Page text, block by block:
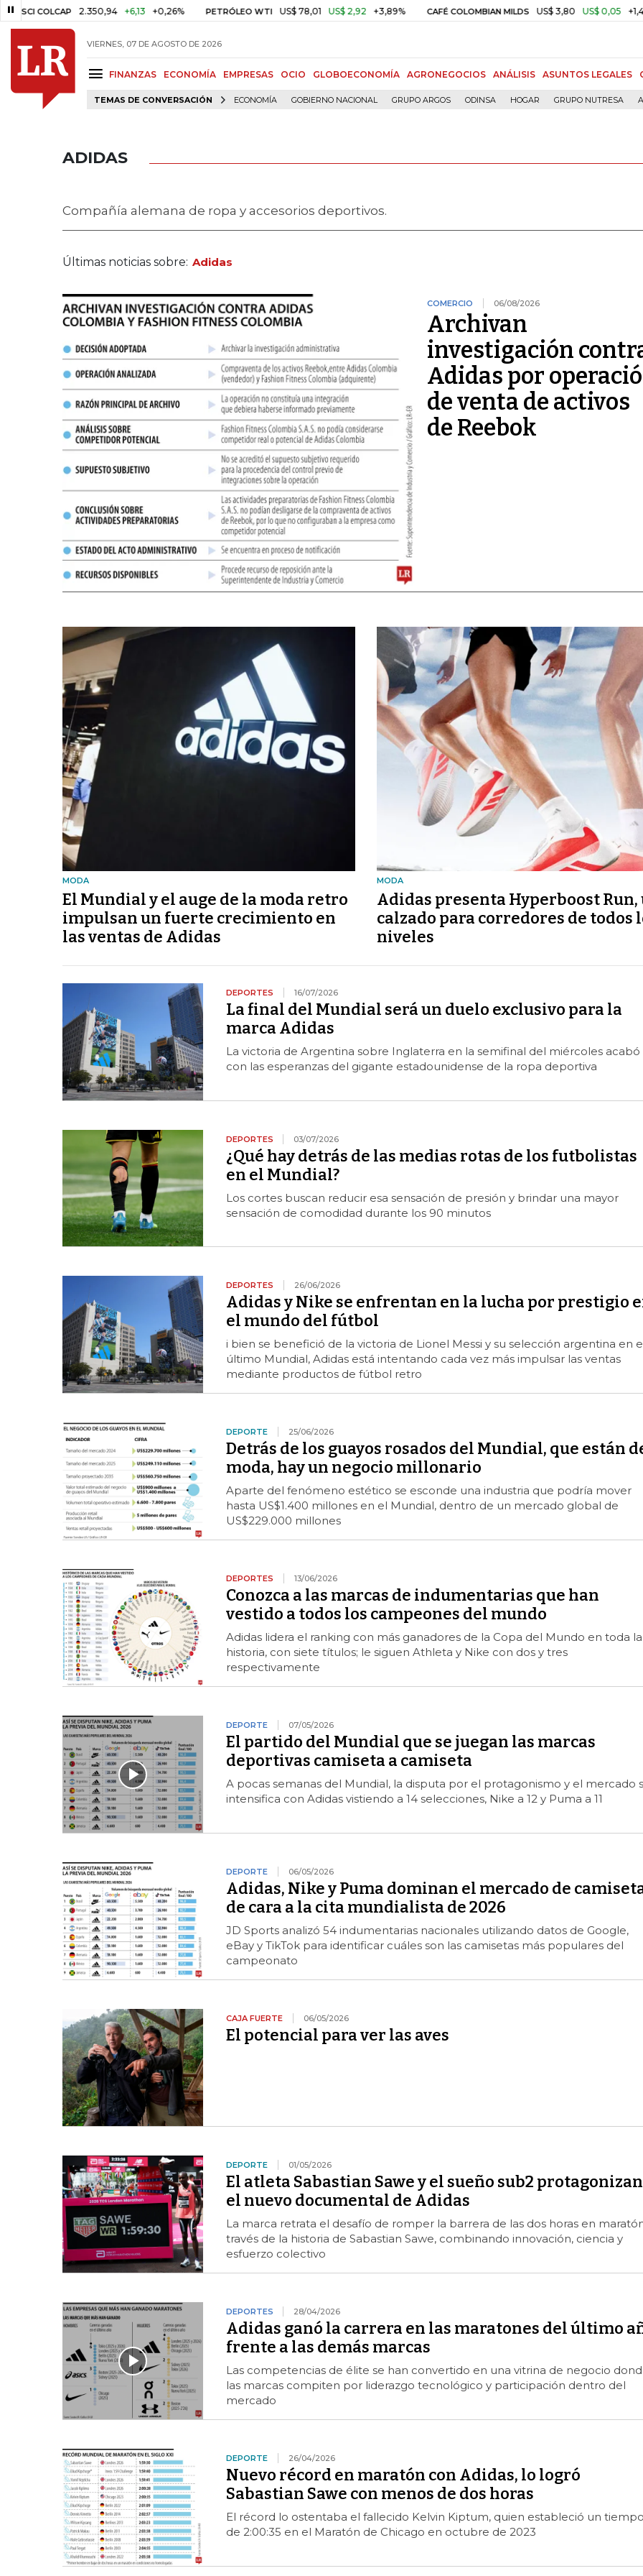
2.350,94 +6,13 +0,26% PETRÓLEO WTI US$ 78,01 US$ 2,92 +3,89% CAFÉ COLOMBIAN MILDS US$ 3,80 US$ 0,05 +1,40%
VIERNES, 07 DE AGOSTO DE 2026
FINANZAS ECONOMÍA EMPRESAS OCIO GLOBOECONOMÍA AGRONEGOCIOS ANÁLISIS ASUNTOS LEGALES
TEMAS DE CONVERSACIÓN ECONOMÍA GOBIERNO NACIONAL GRUPO ARGOS ODINSA HOGAR GRUPO NUTRESA
ADIDAS
Compañía alemana de ropa y accesorios deportivos.
Últimas noticias sobre: Adidas
COMERCIO 06/08/2026
Archivan
investigación
Adidas por
de venta de activos
de Reebok
MODA
El Mundial y el auge de la moda retro
impulsan un fuerte crecimiento en
las ventas de Adidas
MODA
Adidas presenta Hyperboost Run,
calzado para corredores de todos
niveles
DEPORTES 16/07/2026
La final del Mundial será un duelo exclusivo para la
marca Adidas
La victoria de Argentina sobre Inglaterra en la semifinal del miércoles acabó
con las esperanzas del gigante estadounidense de la ropa deportiva
DEPORTES 03/07/2026
¿Qué hay detrás de las medias rotas de los futbolistas
en el Mundial?
Los cortes buscan reducir esa sensación de presión y brindar una mayor
sensación de comodidad durante los 90 minutos
DEPORTES 26/06/2026
Adidas y Nike se enfrentan en la lucha por prestigio
el mundo del fútbol
i bien se benefició de la victoria de Lionel Messi y su selección argentina en
último Mundial, Adidas está intentando cada vez más impulsar las ventas
mediante productos de fútbol retro
DEPORTE 25/06/2026
Detrás de los guayos rosados del Mundial, que están
moda, hay un negocio millonario
Aparte del fenómeno estético se esconde una industria que podría mover
hasta US$1.400 millones en el Mundial, dentro de un mercado global de
US$229.000 millones
DEPORTES 13/06/2026
Conozca a las marcas de indumentarias que han
vestido a todos los campeones del mundo
Adidas lidera el ranking con más ganadores de la Copa del Mundo en toda la
historia, con siete títulos; le siguen Athleta y Nike con dos y tres
respectivamente
DEPORTE 07/05/2026
El partido del Mundial que se juegan las marcas
deportivas camiseta a camiseta
A pocas semanas del Mundial, la disputa por el protagonismo y el mercado
intensifica con Adidas vistiendo a 14 selecciones, Nike a 12 y Puma a 11
DEPORTE 06/05/2026
Adidas, Nike y Puma dominan el mercado de
de cara a la cita mundialista de 2026
JD Sports analizó 54 indumentarias nacionales utilizando datos de Google,
eBay y TikTok para identificar cuáles son las camisetas más populares del
campeonato
CAJA FUERTE 06/05/2026
El potencial para ver las aves
DEPORTE 01/05/2026
El atleta Sabastian Sawe y el sueño sub2 protagonizan
el nuevo documental de Adidas
La marca retrata el desafío de romper la barrera de las dos horas en
través de la historia de Sabastian Sawe, combinando innovación, ciencia y
esfuerzo colectivo
DEPORTES 28/04/2026
Adidas ganó la carrera en las maratones del último
frente a las demás marcas
Las competencias de élite se han convertido en una vitrina de negocio
las marcas compiten por liderazgo tecnológico y participación dentro del
mercado
DEPORTE 26/04/2026
Nuevo récord en maratón con Adidas, lo logró
Sabastian Sawe con menos de dos horas
El récord lo ostentaba el fallecido Kelvin Kiptum, quien estableció un
de 2:00:35 en el Maratón de Chicago en octubre de 2023